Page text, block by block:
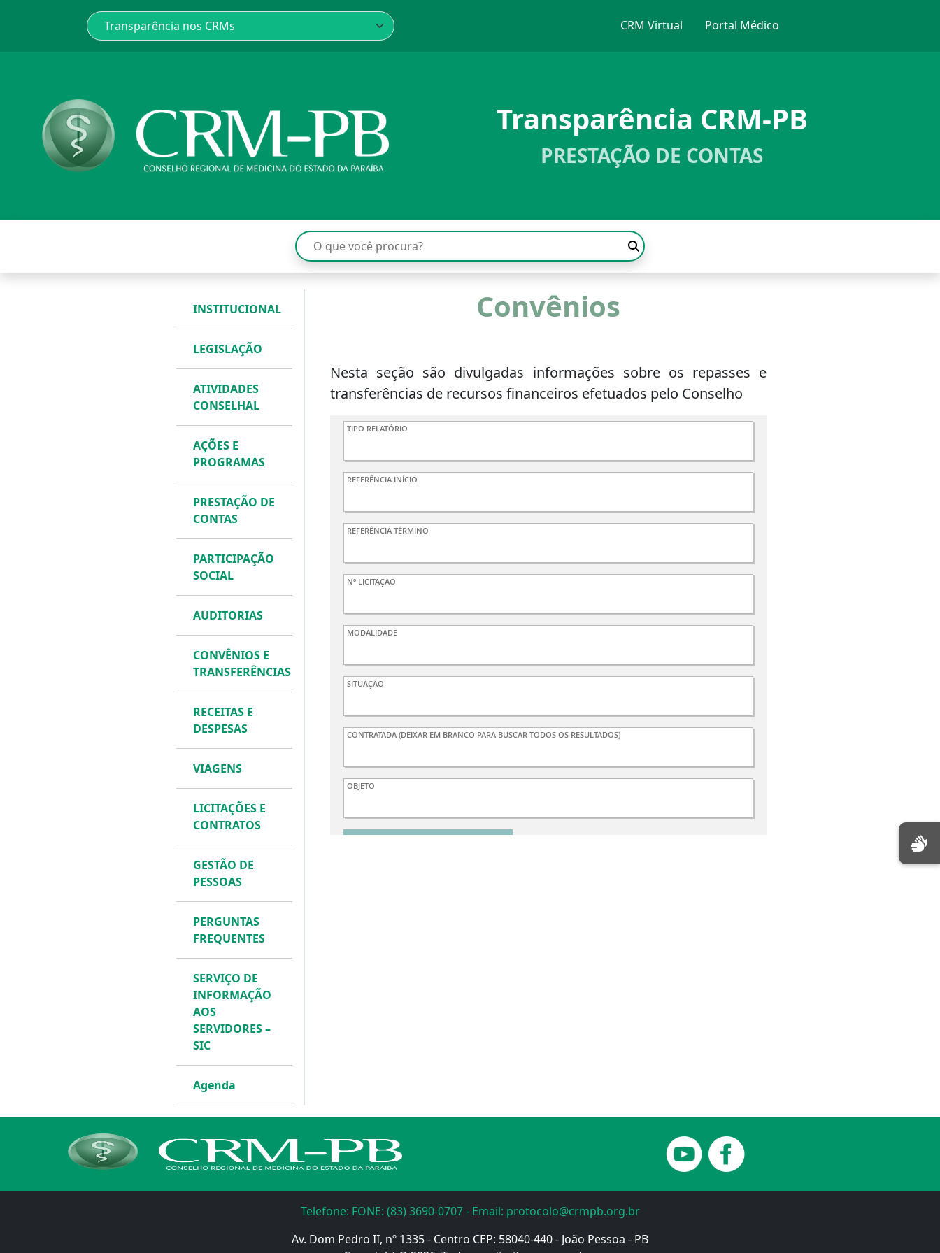
CRM Virtual Portal Médico
Transparência CRM-PB
PRESTAÇÃO DE CONTAS
INSTITUCIONAL
LEGISLAÇÃO
ATIVIDADES
CONSELHAL
AÇÕES E
PROGRAMAS
PRESTAÇÃO DE
CONTAS
PARTICIPAÇÃO
SOCIAL
AUDITORIAS
CONVÊNIOS E
TRANSFERÊNCIAS
RECEITAS E
DESPESAS
VIAGENS
LICITAÇÕES E
CONTRATOS
GESTÃO DE
PESSOAS
PERGUNTAS
FREQUENTES
SERVIÇO DE
INFORMAÇÃO
AOS
SERVIDORES –
SIC
Agenda
Convênios
Nesta seção são divulgadas informações sobre os repasses e
transferências de recursos financeiros efetuados pelo Conselho
Telefone: FONE: (83) 3690-0707 - Email: protocolo@crmpb.org.br
Av. Dom Pedro II, nº 1335 - Centro CEP: 58040-440 - João Pessoa - PB